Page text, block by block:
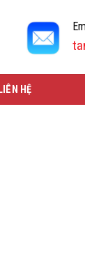
LIÊN HỆ